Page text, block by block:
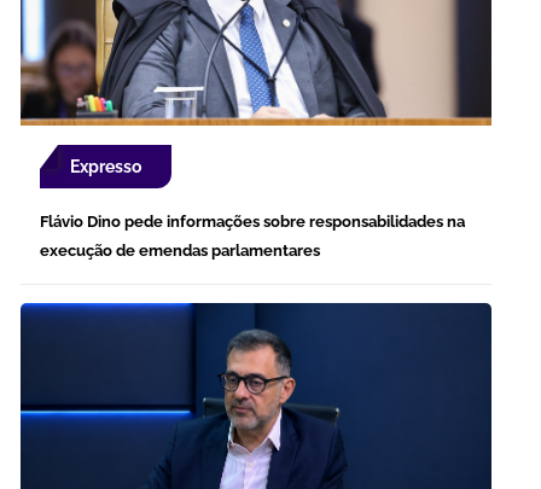
Expresso
Flávio Dino pede informações sobre responsabilidades na
execução de emendas parlamentares